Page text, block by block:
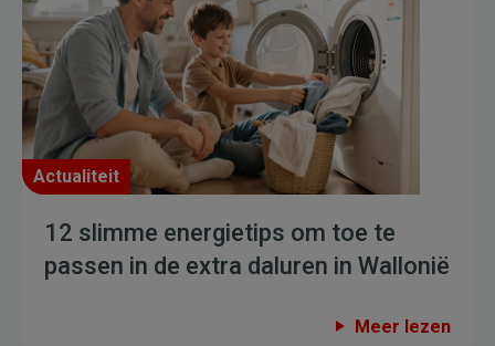
Actualiteit
12 slimme energietips om toe te
passen in de extra daluren in Wallonië
Meer lezen